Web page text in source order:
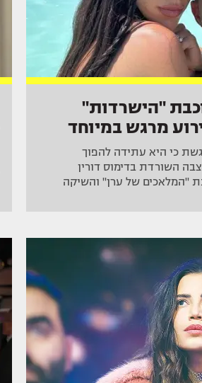
"הישרדות"
מרגש במיוחד
כי היא עתידה להפוך
השורדת בדימוס דורין
"המלאכים של ערן" והשיקה